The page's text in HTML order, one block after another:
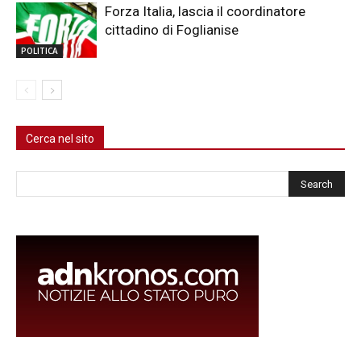
POLITICA
Forza Italia, lascia il coordinatore
cittadino di Foglianise
Cerca nel sito